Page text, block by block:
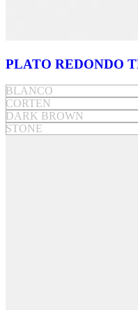
PLATO REDONDO
BLANCO
CORTEN
DARK BROWN
STONE